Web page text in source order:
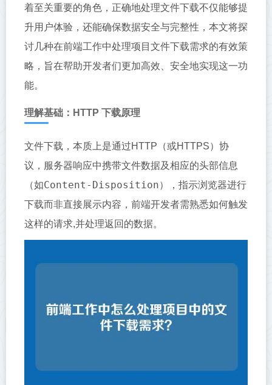
着至关重要的角色，正确地处理文件下载不仅能够提
升用户体验，还能确保数据安全与完整性，本文将探
讨几种在前端工作中处理项目文件下载需求的有效策
略，旨在帮助开发者们更加高效、安全地实现这一功
能。
理解基础：HTTP 下载原理
文件下载，本质上是通过HTTP（或HTTPS）协
议，服务器响应中携带文件数据及相应的头部信息
（如Content-Disposition），指示浏览器进行
下载而非直接展示内容，前端开发者需熟悉如何触发
这样的请求,并处理返回的数据。